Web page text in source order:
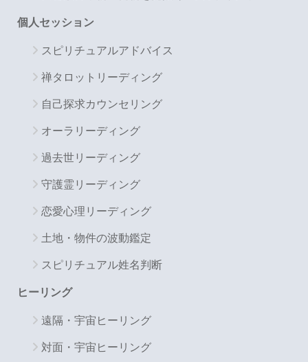
個人セッション
スピリチュアルアドバイス
禅タロットリーディング
自己探求カウンセリング
オーラリーディング
過去世リーディング
守護霊リーディング
恋愛心理リーディング
土地・物件の波動鑑定
スピリチュアル姓名判断
ヒーリング
遠隔・宇宙ヒーリング
対面・宇宙ヒーリング